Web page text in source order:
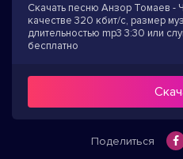
Скачать песню Анзор Томаев -
качестве 320 кбит/с, размер
длительностью mp3 3:30 или
бесплатно
Поделиться